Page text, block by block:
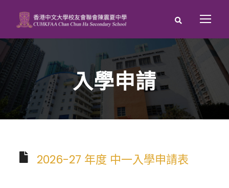
入學申請
2026-27 年度 中一入學申請表